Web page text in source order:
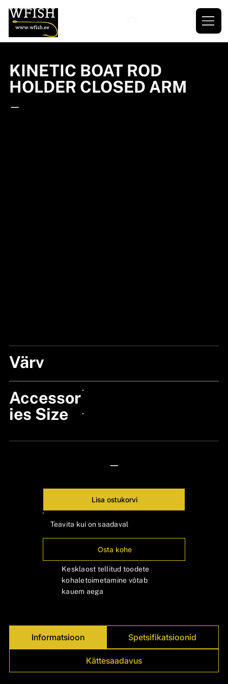
Värv
Accessor
ies Size
—
Lisa ostukorvi
Teavita kui on saadaval
Osta kohe
Kesklaost tellitud toodete
kohaletoimetamine võtab
kauem aega
Informatsioon Spetsifikatsioonid
Kättesaadavus
KINETIC BOAT ROD
HOLDER CLOSED ARM
—